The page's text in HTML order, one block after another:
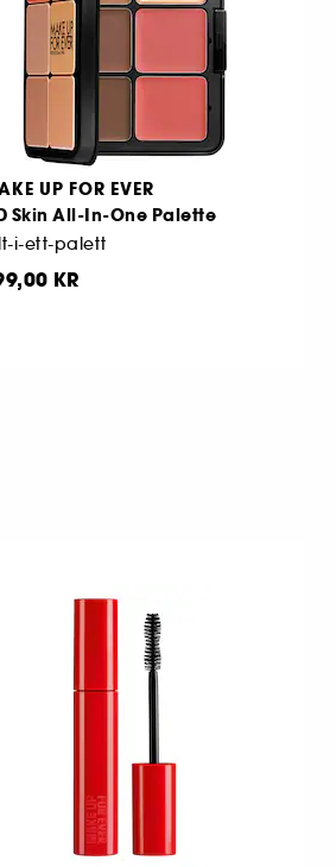
UP FOR EVER
Skin All-In-One Palette
i-ett-palett
KR